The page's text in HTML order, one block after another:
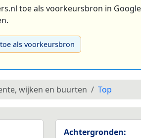
toe als voorkeursbron in
als voorkeursbron
wijken en buurten Top
Achtergronden: